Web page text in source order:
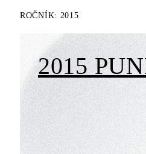
ROČNÍK: 2015
2015